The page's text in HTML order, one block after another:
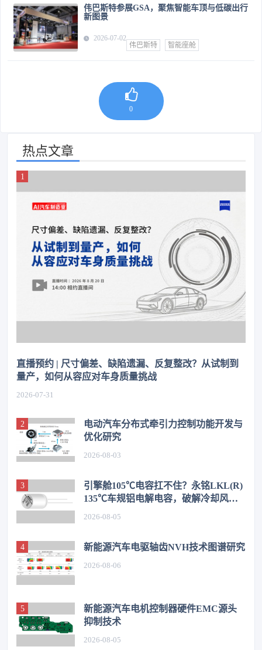
伟巴斯特参展GSA，聚焦智能车顶与低碳出行
新图景
2026-07-02
伟巴斯特
智能座舱
0
热点文章
直播预约 | 尺寸偏差、缺陷遗漏、反复整改？从试制到
量产，如何从容应对车身质量挑战
2026-07-31
电动汽车分布式牵引力控制功能开发与
优化研究
2026-08-03
引擎舱105℃电容扛不住？永铭LKL(R)
135℃车规铝电解电容，破解冷却风扇
高温振动失效难题
2026-08-05
新能源汽车电驱轴齿NVH技术图谱研究
2026-08-06
新能源汽车电机控制器硬件EMC源头
抑制技术
2026-08-05